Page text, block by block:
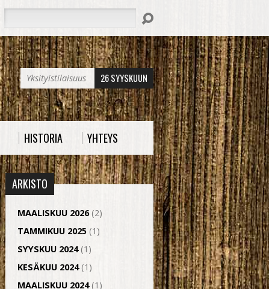
Yksityistilaisuus 26 SYYSKUUN
HISTORIA YHTEYS
ARKISTO
MAALISKUU 2026(2)
TAMMIKUU 2025 (1)
SYYSKUU 2024(1)
KESÄKUU 2024(1)
MAALISKUU 2024(1)